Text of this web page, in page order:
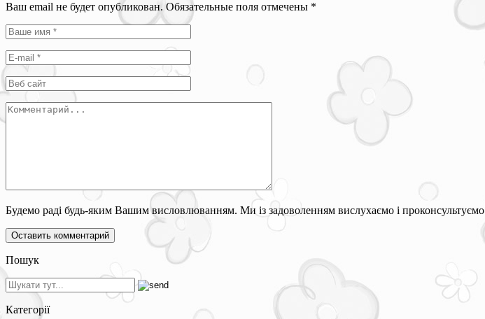
Ваш email не будет опубликован. Обязательные поля отмечены *
Будемо раді будь-яким Вашим висловлюванням. Ми із задоволенням вислухаємо і
Пошук
Категорії